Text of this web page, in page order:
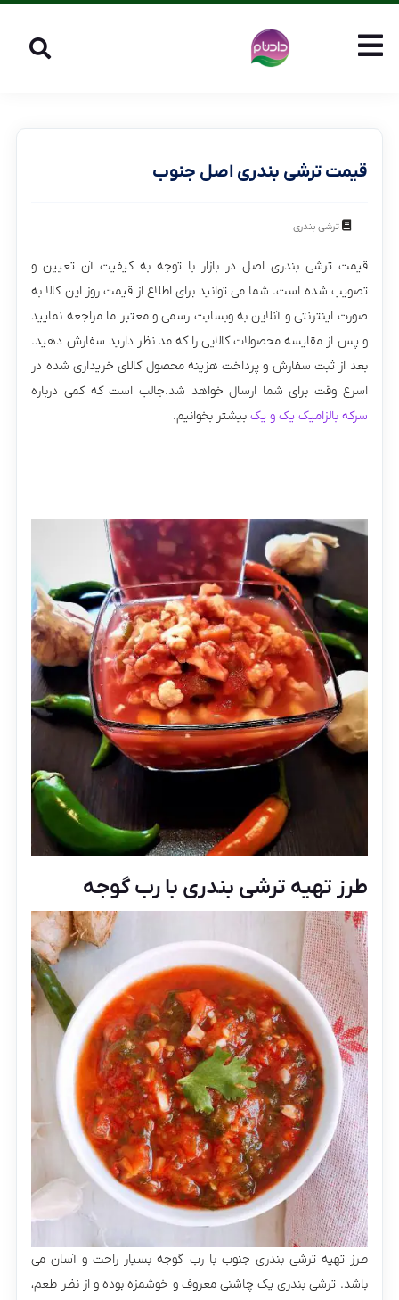
قیمت ترشی بندری اصل جنوب
ترشی بندری
قیمت ترشی بندری اصل در بازار با توجه به کیفیت آن تعیین و
تصویب شده است. شما می توانید برای اطلاع از قیمت روز این کالا به
صورت اینترنتی و آنلاین به وبسایت رسمی و معتبر ما مراجعه نمایید
و پس از مقایسه محصولات کالایی را که مد نظر دارید سفارش دهید.
بعد از ثبت سفارش و پرداخت هزینه محصول کالای خریداری شده در
اسرع وقت برای شما ارسال خواهد شد.جالب است که کمی درباره
سرکه بالزامیک یک و یک بیشتر بخوانیم.
طرز تهیه ترشی بندری با رب گوجه
طرز تهیه ترشی بندری جنوب با رب گوجه بسیار راحت و آسان می
باشد. ترشی بندری یک چاشنی معروف و خوشمزه بوده و از نظر طعم،